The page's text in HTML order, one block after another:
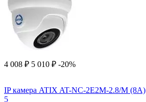
4 008 ₽ 5 010 ₽ -20%
IP камера ATIX AT-NC-2E2M-2.8/M (8A)
5